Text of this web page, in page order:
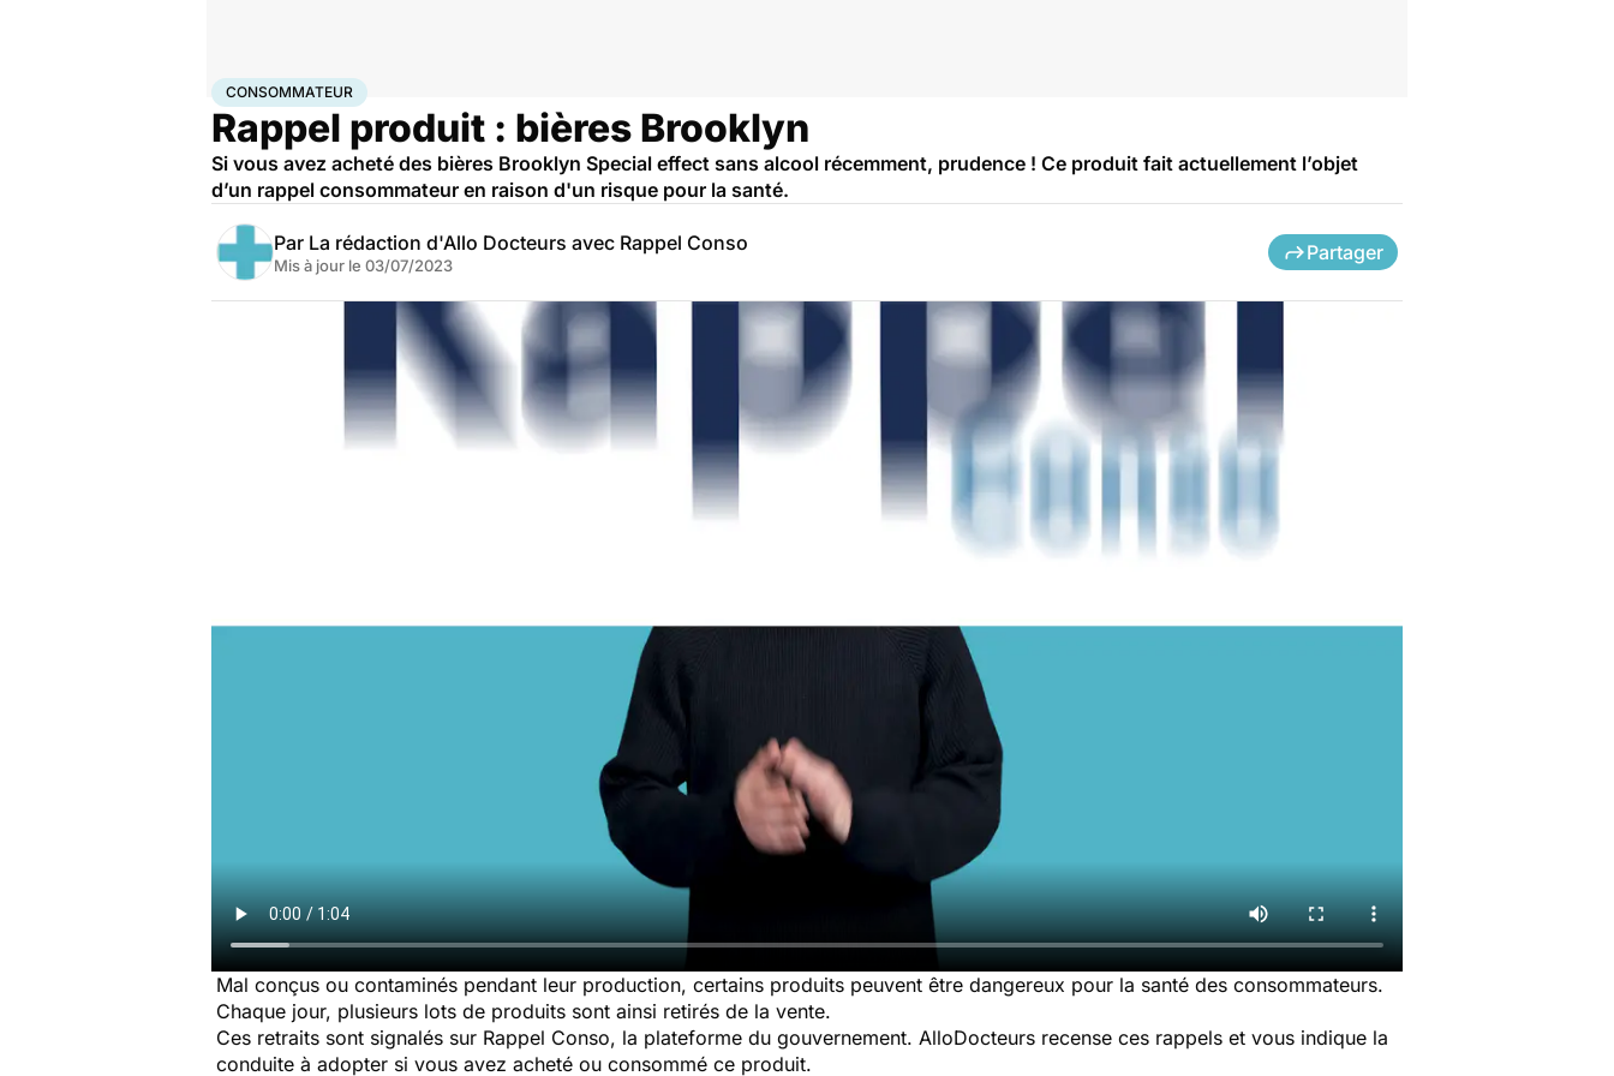
AccueilSantéConsommateur
CONSOMMATEUR
Rappel produit : bières Brooklyn
Si vous avez acheté des bières Brooklyn Special effect sans alcool récemment, prudence ! Ce produit fait actuellement l’objet
d’un rappel consommateur en raison d'un risque pour la santé.
Par La rédaction d'Allo Docteurs avec Rappel Conso
Mis à jour le 03/07/2023
Partager
Mal conçus ou contaminés pendant leur production, certains produits peuvent être dangereux pour la santé des consommateurs.
Chaque jour, plusieurs lots de produits sont ainsi retirés de la vente.
Ces retraits sont signalés sur Rappel Conso, la plateforme du gouvernement. AlloDocteurs recense ces rappels et vous indique la
conduite à adopter si vous avez acheté ou consommé ce produit.